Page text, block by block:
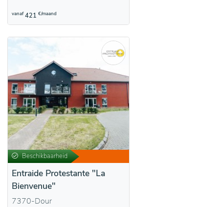
vanaf 421 €/maand
Beschikbaarheid
Entraide Protestante "La
Bienvenue"
7370-Dour